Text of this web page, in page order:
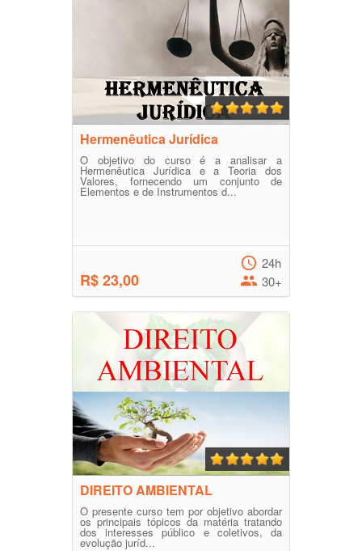
Hermenêutica Jurídica
O objetivo do curso é a analisar a
Hermenêutica Jurídica e a Teoria dos
Valores, fornecendo um conjunto de
Elementos e de Instrumentos d...
R$ 23,00
24h
30+
DIREITO AMBIENTAL
O presente curso tem por objetivo abordar
os principais tópicos da matéria tratando
dos interesses público e coletivos, da
evolução juríd...